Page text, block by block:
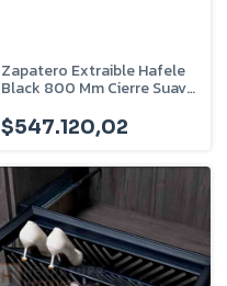
Zapatero Extraible Hafele
Black 800 Mm Cierre Suave
$547.120,02